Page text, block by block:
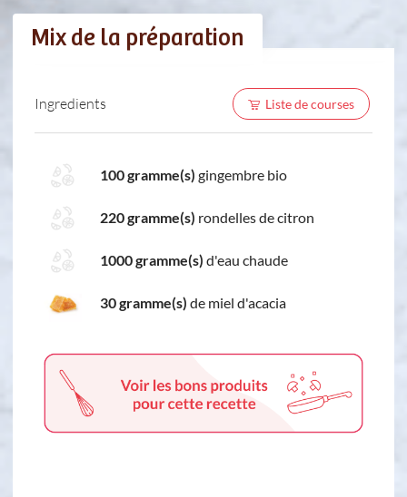
Mix de la préparation
Ingredients Liste de courses
100 gramme(s) gingembre bio
220 gramme(s) rondelles de citron
1000 gramme(s) d'eau chaude
30 gramme(s) de miel d'acacia